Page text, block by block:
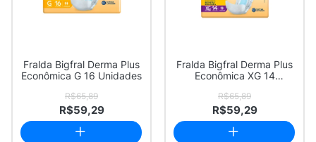
Fralda Bigfral Derma Plus
Econômica G 16 Unidades
R$65,89
R$59,29
Fralda Bigfral Derma Plus
Econômica XG 14
R$65,89
R$59,29